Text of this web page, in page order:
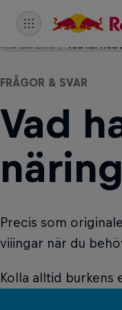
Red Bull Zero Vad har Red
FRÅGOR & SVAR
Vad
Precis som
viiingar när du
Kolla alltid